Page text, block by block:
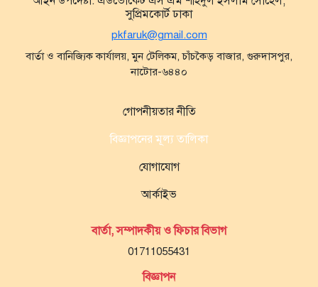
সুপ্রিমকোর্ট ঢাকা
pkfaruk@gmail.com
বার্তা ও বানিজ্যিক কার্যালয়, মুন টেলিকম, চাঁচকৈড় বাজার, গুরুদাসপুর,
নাটোর-৬৪৪০
গোপনীয়তার নীতি
বিজ্ঞাপনের মূল্য তালিকা
যোগাযোগ
আর্কাইভ
বার্তা, সম্পাদকীয় ও ফিচার বিভাগ
01711055431
বিজ্ঞাপন